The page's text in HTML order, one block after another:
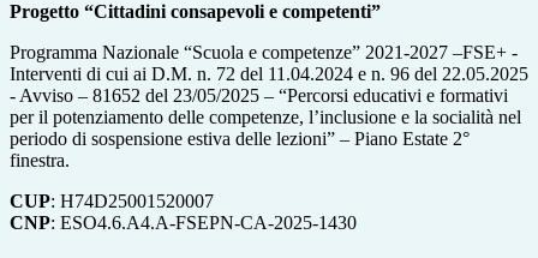
Progetto “Cittadini consapevoli e competenti”
Programma Nazionale “Scuola e competenze” 2021-2027 –FSE+ -
Interventi di cui ai D.M. n. 72 del 11.04.2024 e n. 96 del 22.05.2025
- Avviso – 81652 del 23/05/2025 – “Percorsi educativi e formativi
per il potenziamento delle competenze, l’inclusione e la socialità nel
periodo di sospensione estiva delle lezioni” – Piano Estate 2°
finestra.
CUP: H74D25001520007
CNP: ESO4.6.A4.A-FSEPN-CA-2025-1430